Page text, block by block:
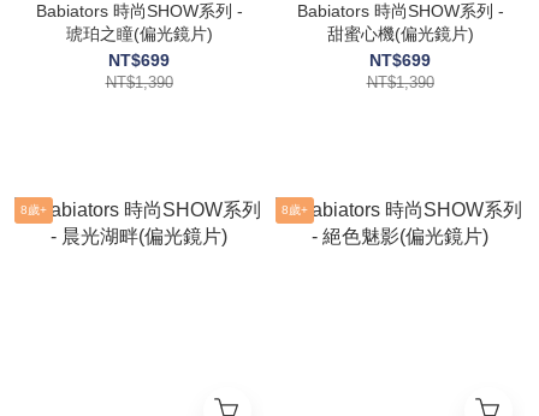
Babiators 時尚SHOW系列 -
琥珀之瞳(偏光鏡片)
NT$699
NT$1,390
Babiators 時尚SHOW系列 -
甜蜜心機(偏光鏡片)
NT$699
NT$1,390
8歲+ 8歲+